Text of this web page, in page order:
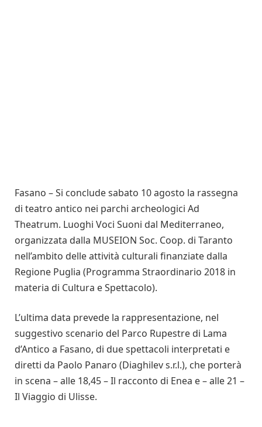
Fasano – Si conclude sabato 10 agosto la rassegna
di teatro antico nei parchi archeologici Ad
Theatrum. Luoghi Voci Suoni dal Mediterraneo,
organizzata dalla MUSEION Soc. Coop. di Taranto
nell’ambito delle attività culturali finanziate dalla
Regione Puglia (Programma Straordinario 2018 in
materia di Cultura e Spettacolo).
L’ultima data prevede la rappresentazione, nel
suggestivo scenario del Parco Rupestre di Lama
d’Antico a Fasano, di due spettacoli interpretati e
diretti da Paolo Panaro (Diaghilev s.r.l.), che porterà
in scena – alle 18,45 – Il racconto di Enea e – alle 21 –
Il Viaggio di Ulisse.